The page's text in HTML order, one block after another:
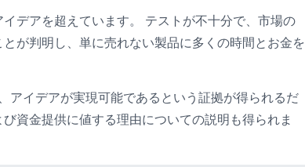
デアを超えています。 テストが不十分で、市場の
が判明し、単に売れない製品に多くの時間とお金を
アイデアが実現可能であるという証拠が得られるだ
資金提供に値する理由についての説明も得られま